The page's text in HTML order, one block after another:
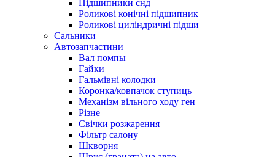
Підшипники снд
Роликові конічні підшипник
Роликові циліндричні підши
Сальники
Автозапчастини
Вал помпы
Гайки
Гальмівні колодки
Коронка/ковпачок ступиць
Механізм вільного ходу ген
Різне
Свічки розжарення
Фільтр салону
Шкворня